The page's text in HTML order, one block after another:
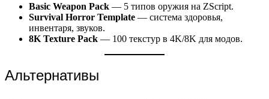
Basic Weapon Pack — 5 типов оружия на ZScript.
Survival Horror Template — система здоровья,
инвентаря, звуков.
8K Texture Pack — 100 текстур в 4K/8K для модов.
Альтернативы